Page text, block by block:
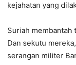
kejahatan yang
Suriah membantah
Dan sekutu
serangan militer